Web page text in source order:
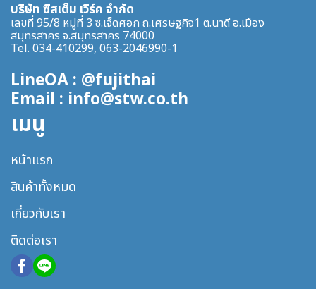
บริษัท ซิสเต็ม เวิร์ค จำกัด
เลขที่ 95/8 หมู่ที่ 3 ซ.เจ็ดศอก ถ.เศรษฐกิจ1 ต.นาดี อ.เมือง
สมุทรสาคร จ.สมุทรสาคร 74000
Tel. 034-410299, 063-2046990-1
LineOA : @fujithai
Email : info@stw.co.th
เมนู
หน้าแรก
สินค้าทั้งหมด
เกี่ยวกับเรา
ติดต่อเรา